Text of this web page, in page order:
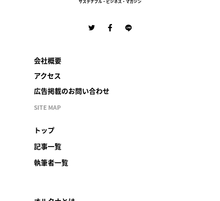
会社概要
アクセス
広告掲載のお問い合わせ
SITE MAP
トップ
記事一覧
執筆者一覧